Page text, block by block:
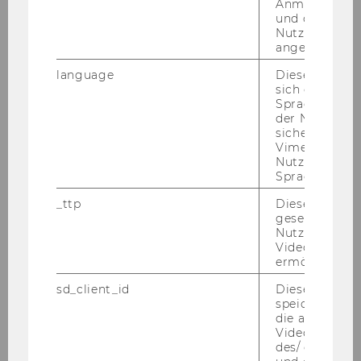
DOWNLOAD
(PDF
und ob sich
Nutzer*in
angemeldet
language
Dieses
sich die
der
Vimeo in der
Nutzer
Sprache
_ttp
Dieser
gesetzt, um
Nutzung des
Videoplayers
ermöglichen
sd_client_id
Dieses Cookie
speichert
die aktuellen
des/ der